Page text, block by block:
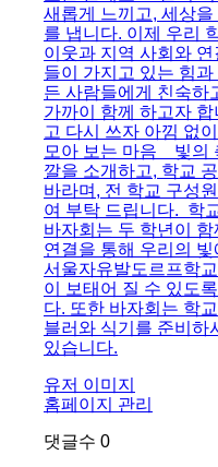
새롭게 느끼고, 세상을
를 냅니다. 이제 우리
이웃과 지역 사회와
들이 가지고 있는 힘
든 사람들에게 친숙하
가까이 함께 하고자
고 다시 쓰자 아낌 없
모아 보는 마음 ​ ​ ​ 빛
깔을 소개하고, 학교
바라며, 전 학교 구성
여 부탁 드립니다. ​ 학
바자회는 두 학년이
연결을 통해 우리의 빛
서울자유발도르프학
이 보태어 질 수 있도
다. 또한 바자회는 학
블러와 식기를 준비하
있습니다.
유저 이미지
홈페이지 관리
댓글수 0